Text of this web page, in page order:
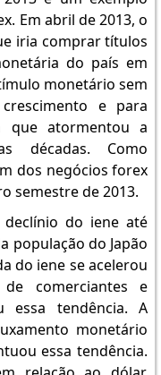
Em abril de 2013, o
iria comprar títulos
do país em
monetário sem
e para
que atormentou a
décadas. Como
dos negócios forex
semestre de 2013.
do iene até
população do Japão
do iene se acelerou
comerciantes e
essa tendência. A
monetário
essa tendência.